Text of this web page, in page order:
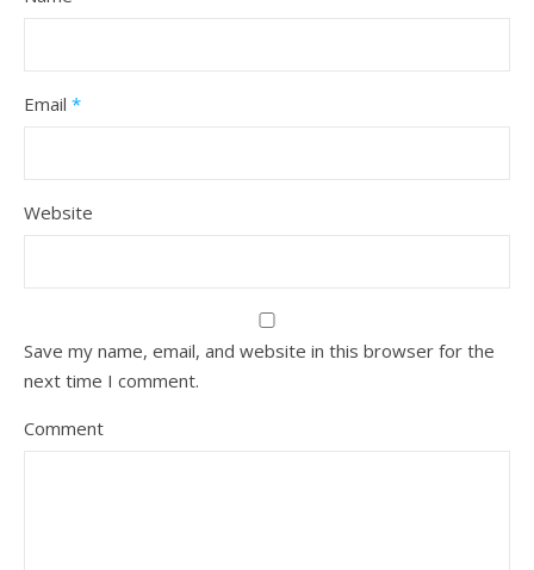
Email *
Website
Save my name, email, and website in this browser for the
next time I comment.
Comment